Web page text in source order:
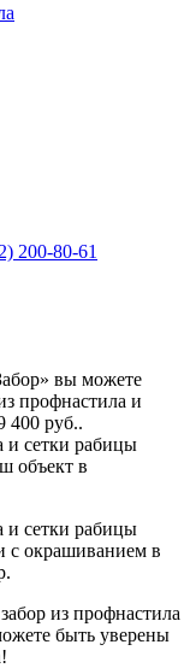
200-80-61
вы можете
профнастила и
400 руб..
и сетки рабицы
объект в
и сетки рабицы
с окрашиванием в
из профнастила
быть уверены